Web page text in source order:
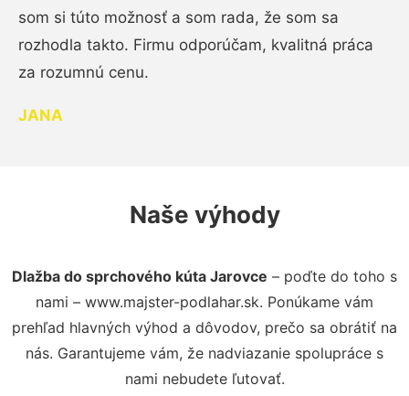
som si túto možnosť a som rada, že som sa
rozhodla takto. Firmu odporúčam, kvalitná práca
za rozumnú cenu.
JANA
Naše výhody
Dlažba do sprchového kúta Jarovce – poďte do toho s
nami – www.majster-podlahar.sk. Ponúkame vám
prehľad hlavných výhod a dôvodov, prečo sa obrátiť na
nás. Garantujeme vám, že nadviazanie spolupráce s
nami nebudete ľutovať.